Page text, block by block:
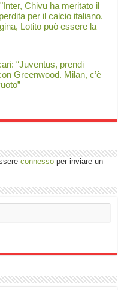
Chivu ha meritato il
per il calcio italiano.
Lotito può essere la
“Juventus, prendi
Greenwood. Milan, c’è
connesso per inviare un